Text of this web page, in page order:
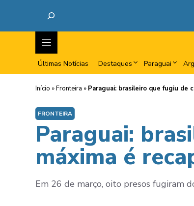
Últimas Notícias Destaques Paraguai
Início »Fronteira » Paraguai: brasileiro que fugiu de
FRONTEIRA
Paraguai:
máxima é
Em 26 de março, oito presos fugiram